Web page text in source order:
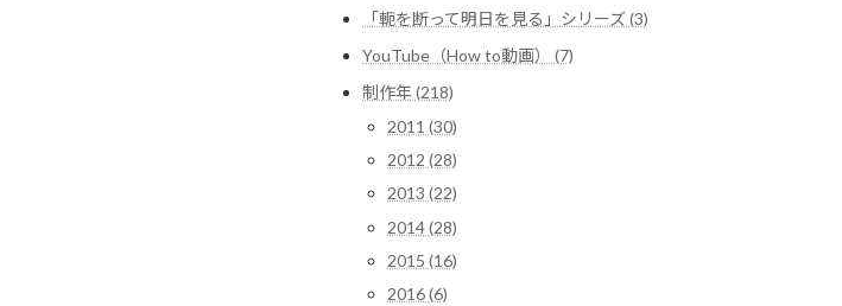
「軛を断って明日を見る」シリーズ (3)
YouTube（How to動画） (7)
制作年 (218)
2011 (30)
2012 (28)
2013 (22)
2014 (28)
2015 (16)
2016 (6)